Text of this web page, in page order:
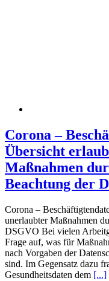
Corona –
Übersicht
Maßnahmen
Beachtung der
Corona –
unerlaubter Maßnahmen
DSGVO Bei vielen
Frage auf, was für
nach Vorgaben der
sind. Im Gegensatz dazu
Gesundheitsdaten dem [...]